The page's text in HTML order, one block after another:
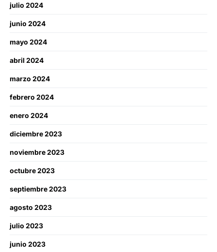
julio 2024
junio 2024
mayo 2024
abril 2024
marzo 2024
febrero 2024
enero 2024
diciembre 2023
noviembre 2023
octubre 2023
septiembre 2023
agosto 2023
julio 2023
junio 2023